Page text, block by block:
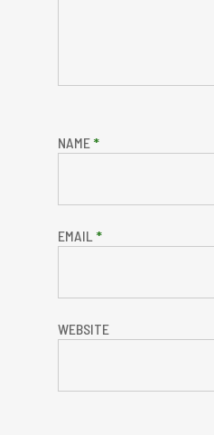
NAME *
EMAIL *
WEBSITE